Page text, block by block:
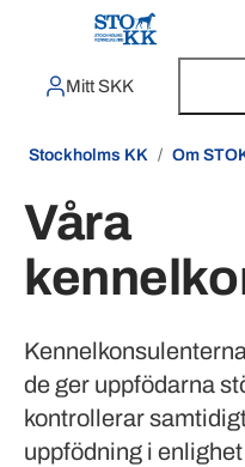
Mitt SKK
Stockholms KK Om
Våra
de ger uppfödarna
kontrollerar
uppfödning i